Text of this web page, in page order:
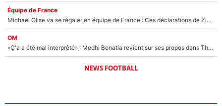
Équipe de France
Michael Olise va se régaler en équipe de France : Ces déclarations de Zinedine Zidane qui prouvent qu'il va tout miser sur la star du Bayern Munich !
OM
«Ç'a a été mal interprêté» : Medhi Benatia revient sur ses propos dans The Bridge et précise ses conditions pour rejoindre le PSG !
NEWS FOOTBALL